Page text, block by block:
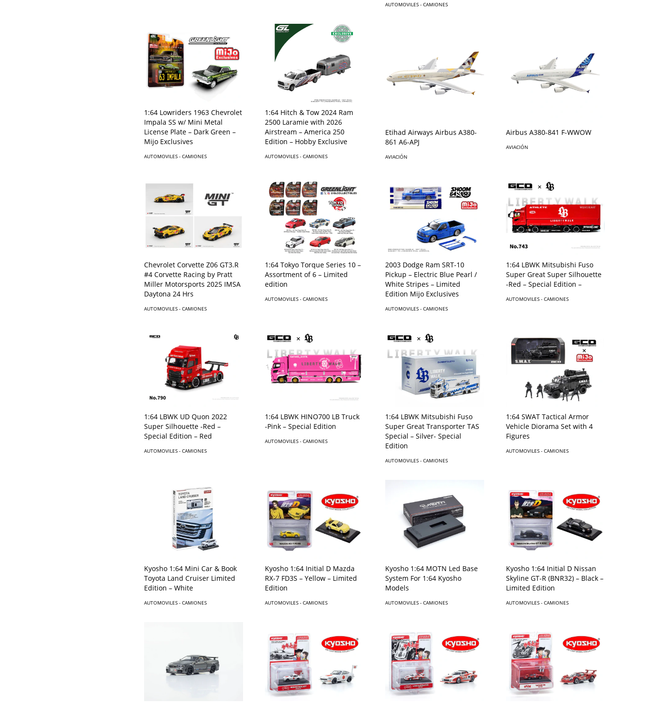
AUTOMOVILES - CAMIONES
1:64 Lowriders 1963 Chevrolet
Impala SS w/ Mini Metal
License Plate – Dark Green –
Mijo Exclusives
AUTOMOVILES - CAMIONES
1:64 Hitch & Tow 2024 Ram
2500 Laramie with 2026
Airstream – America 250
Edition – Hobby Exclusive
AUTOMOVILES - CAMIONES
Etihad Airways Airbus A380-
861 A6-APJ
AVIACIÓN
Airbus A380-841 F-WWOW
AVIACIÓN
Chevrolet Corvette Z06 GT3.R
#4 Corvette Racing by Pratt
Miller Motorsports 2025 IMSA
Daytona 24 Hrs
AUTOMOVILES - CAMIONES
1:64 Tokyo Torque Series 10 –
Assortment of 6 – Limited
edition
AUTOMOVILES - CAMIONES
2003 Dodge Ram SRT-10
Pickup – Electric Blue Pearl /
White Stripes – Limited
Edition Mijo Exclusives
AUTOMOVILES - CAMIONES
1:64 LBWK Mitsubishi Fuso
Super Great Super Silhouette
-Red – Special Edition –
AUTOMOVILES - CAMIONES
1:64 LBWK UD Quon 2022
Super Silhouette -Red –
Special Edition – Red
AUTOMOVILES - CAMIONES
1:64 LBWK HINO700 LB Truck
-Pink – Special Edition
AUTOMOVILES - CAMIONES
1:64 LBWK Mitsubishi Fuso
Super Great Transporter TAS
Special – Silver- Special
Edition
AUTOMOVILES - CAMIONES
1:64 SWAT Tactical Armor
Vehicle Diorama Set with 4
Figures
AUTOMOVILES - CAMIONES
Kyosho 1:64 Mini Car & Book
Toyota Land Cruiser Limited
Edition – White
AUTOMOVILES - CAMIONES
Kyosho 1:64 Initial D Mazda
RX-7 FD3S – Yellow – Limited
Edition
AUTOMOVILES - CAMIONES
Kyosho 1:64 MOTN Led Base
System For 1:64 Kyosho
Models
AUTOMOVILES - CAMIONES
Kyosho 1:64 Initial D Nissan
Skyline GT-R (BNR32) – Black –
Limited Edition
AUTOMOVILES - CAMIONES